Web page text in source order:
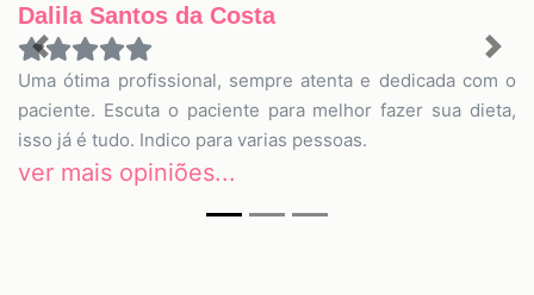
Dalila Santos da Costa
Uma ótima profissional, sempre atenta e dedicada com o
paciente. Escuta o paciente para melhor fazer sua dieta,
isso já é tudo. Indico para varias pessoas.
ver mais opiniões...
Previous Next